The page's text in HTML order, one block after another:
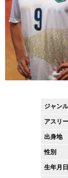
ジャンル
アスリ
出身地
性別
生年月日